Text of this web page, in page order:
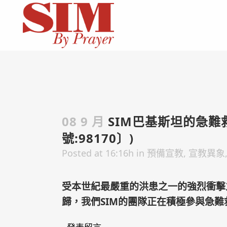
08 9 月 SIM巴基斯坦的急難
號:98170〕)
Posted at 16:16h in 預備宣教, 宣教異象
受本世紀最嚴重的洪患之一的強烈衝
歸，我們SIM的團隊正在積極參與急